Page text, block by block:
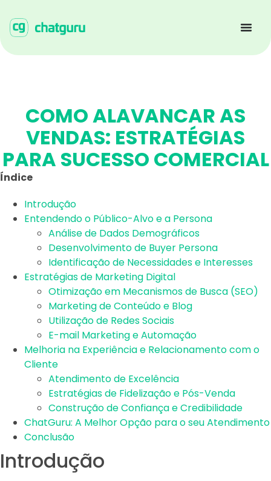
COMO ALAVANCAR AS
VENDAS: ESTRATÉGIAS
PARA SUCESSO COMERCIAL
Índice
Introdução
Entendendo o Público-Alvo e a Persona
Análise de Dados Demográficos
Desenvolvimento de Buyer Persona
Identificação de Necessidades e Interesses
Estratégias de Marketing Digital
Otimização em Mecanismos de Busca (SEO)
Marketing de Conteúdo e Blog
Utilização de Redes Sociais
E-mail Marketing e Automação
Melhoria na Experiência e Relacionamento com o
Cliente
Atendimento de Excelência
Estratégias de Fidelização e Pós-Venda
Construção de Confiança e Credibilidade
ChatGuru: A Melhor Opção para o seu Atendimento
Conclusão
Introdução